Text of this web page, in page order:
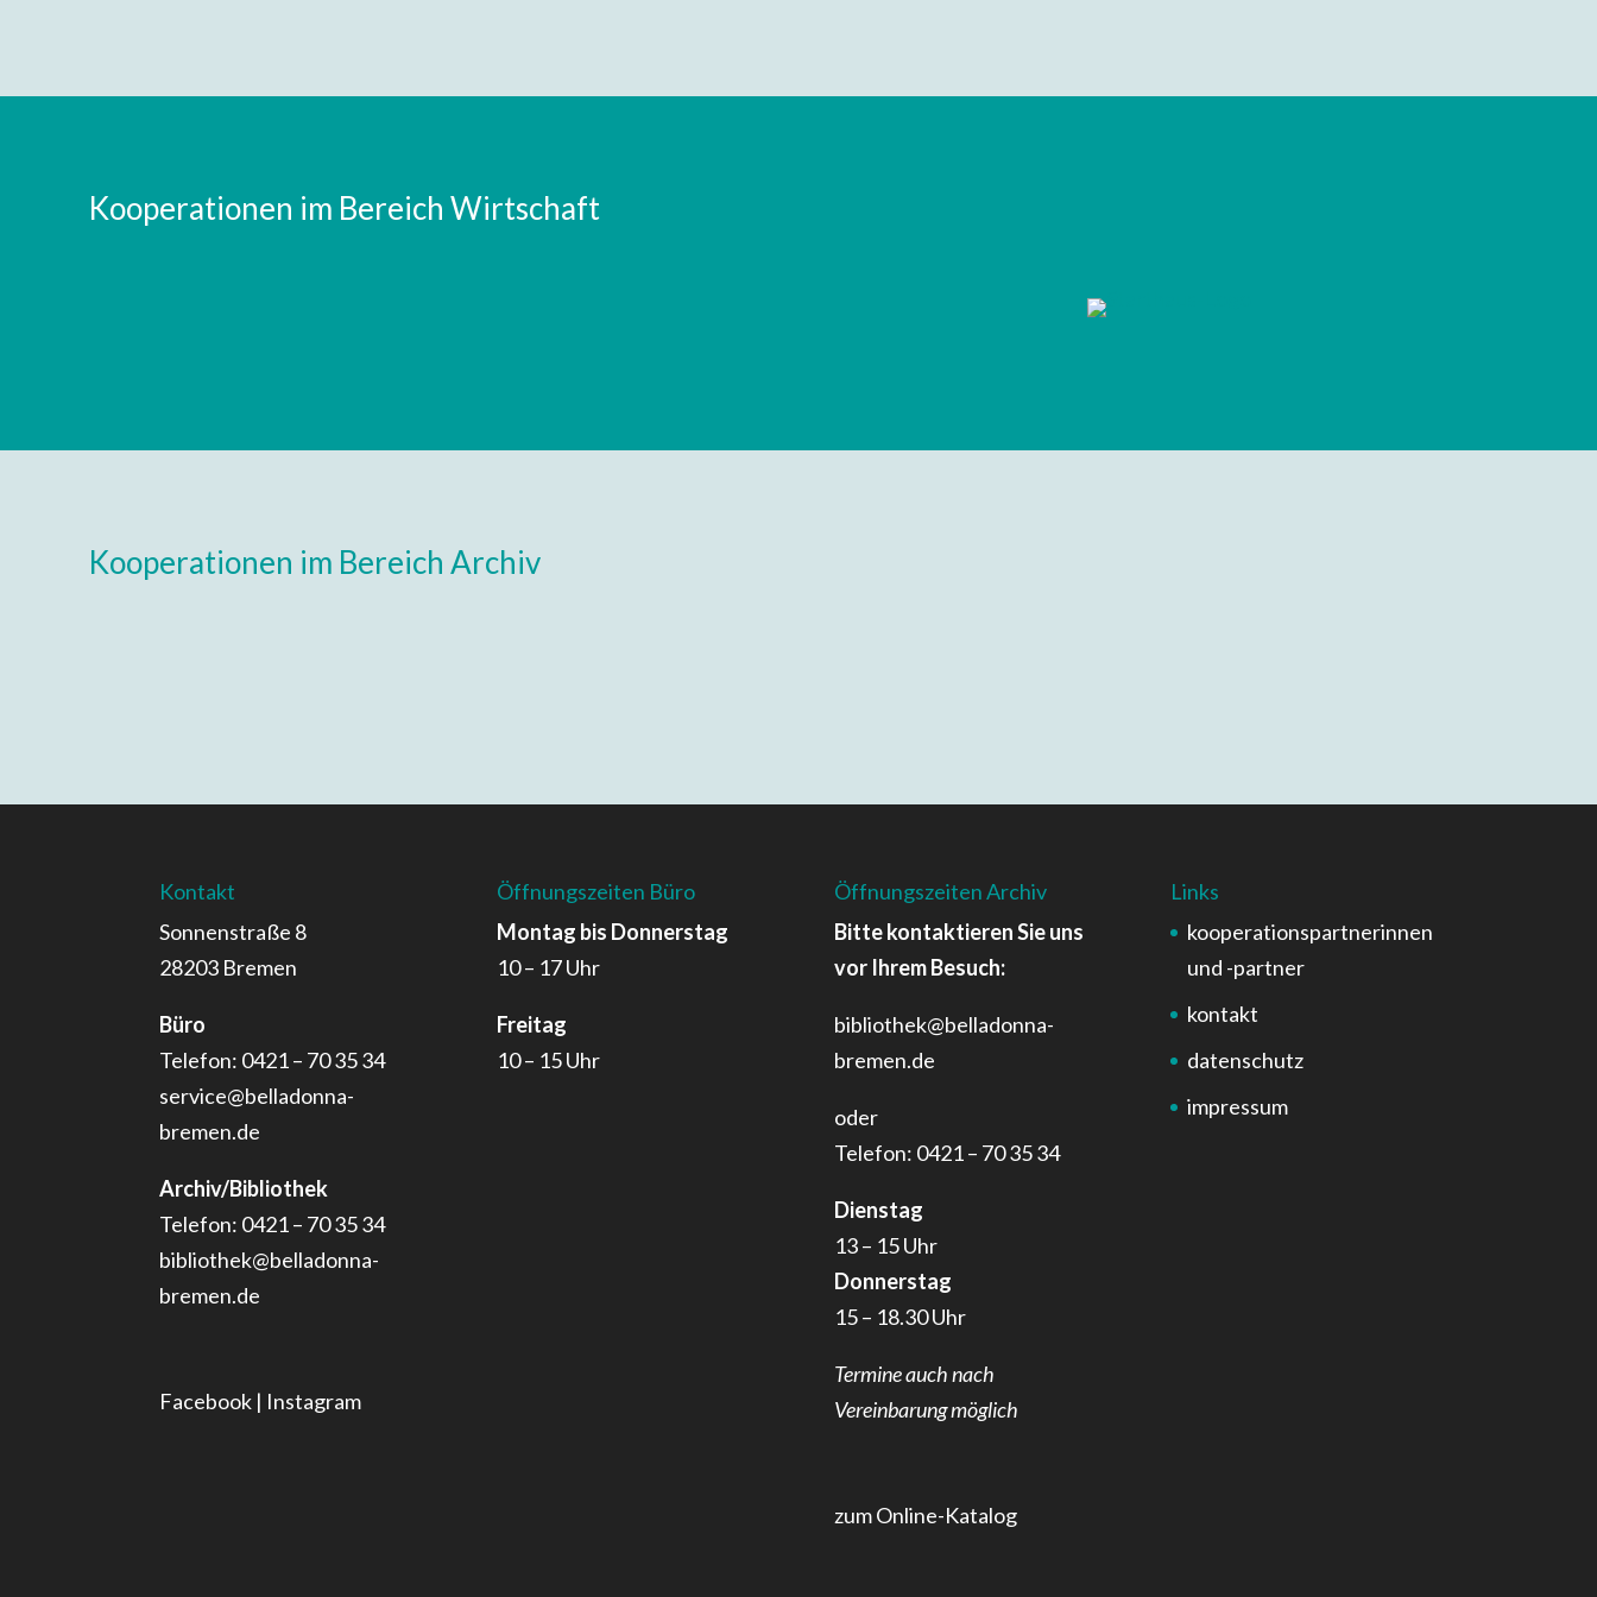
Kooperationen im Bereich Wirtschaft
Kooperationen im Bereich Archiv
Kontakt
Sonnenstraße 8
28203 Bremen
Büro
Telefon: 0421 – 70 35 34
service@belladonna-
bremen.de
Archiv/Bibliothek
Telefon: 0421 – 70 35 34
bibliothek@belladonna-
bremen.de
Facebook | Instagram
Öffnungszeiten Büro
Montag bis Donnerstag
10 – 17 Uhr
Freitag
10 – 15 Uhr
Öffnungszeiten Archiv
Bitte kontaktieren Sie uns
vor Ihrem Besuch:
bibliothek@belladonna-
bremen.de
oder
Telefon: 0421 – 70 35 34
Dienstag
13 – 15 Uhr
Donnerstag
15 – 18.30 Uhr
Termine auch nach
Vereinbarung möglich
zum Online-Katalog
Links
kooperationspartnerinnen
und -partner
kontakt
datenschutz
impressum